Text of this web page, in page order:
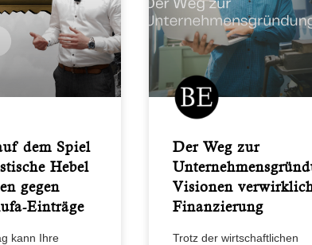
dem Spiel
Hebel
gegen
Einträge
kann Ihre
Der Weg zur
Visionen
Finanzierung
Trotz der wirtschaftlichen